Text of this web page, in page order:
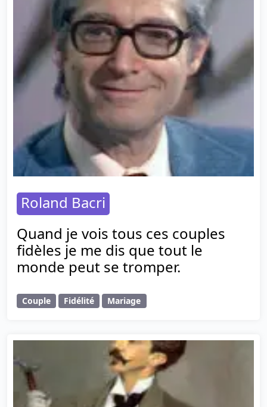
Roland Bacri
Quand je vois tous ces couples
fidèles je me dis que tout le
monde peut se tromper.
Couple Fidélité Mariage